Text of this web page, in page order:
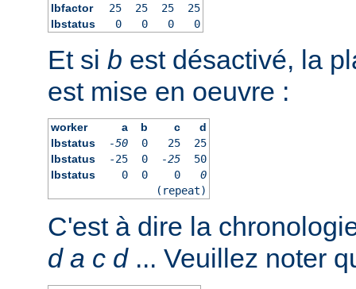
lbfactor
25 25 25
25
lbstatus
0 0 0 0
Et si b est désactivé, la
est mise en oeuvre :
worker a b c
d
lbstatus
-50 0 25
25
lbstatus
-25 0 -25
50
lbstatus
0 0 0
0
(repeat)
C'est à dire la
d a c d... Veuillez noter